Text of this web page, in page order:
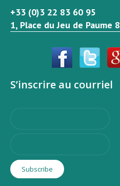
+33 (0)3 22 83 60 95
1, Place du Jeu de Paume
S’inscrire au courriel